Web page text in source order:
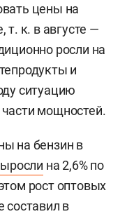
цены на
т. к. в августе —
росли на
и
ситуацию
мощностей.
на бензин в
на 2,6% по
рост оптовых
составил в